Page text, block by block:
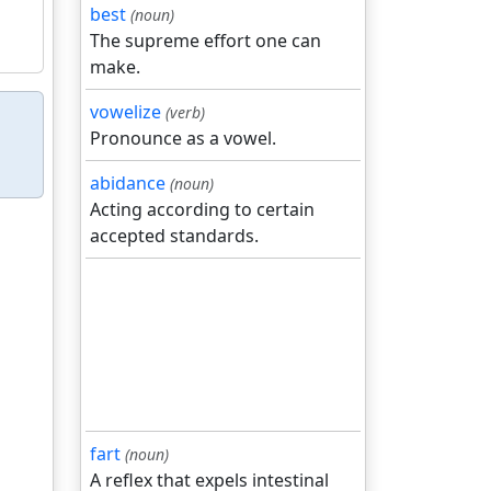
best (noun)
The supreme effort one can
make.
vowelize (verb)
Pronounce as a vowel.
abidance (noun)
Acting according to certain
accepted standards.
fart (noun)
A reflex that expels intestinal